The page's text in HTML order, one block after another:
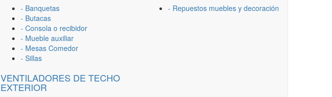
- Banquetas
- Butacas
- Consola o recibidor
- Mueble auxiliar
- Mesas Comedor
- Sillas
- Repuestos muebles y decoración
VENTILADORES DE TECHO
EXTERIOR